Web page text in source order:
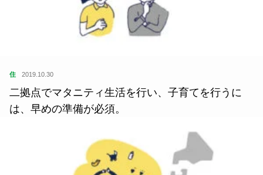
住 2019.10.30
二拠点でマタニティ生活を行い、子育てを行うに
は、早めの準備が必須。